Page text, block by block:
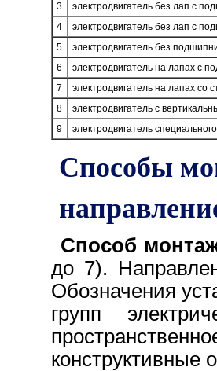
3
электродвигатель без лап с
4
электродвигатель без лап с
5
электродвигатель без
6
электродвигатель на лапах с
7
электродвигатель на лапах
8
электродвигатель с
9
электродвигатель
Способы
Способ
до 7).
Обозначения
групп
конструктивные